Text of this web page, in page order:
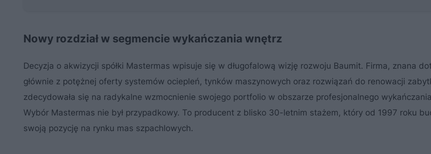
Nowy rozdział w segmencie wykańczania wnętrz
Decyzja o akwizycji spółki Mastermas wpisuje się w długofalową wizję rozwoju Baumit. Firma, znana
głównie z potężnej oferty systemów ociepleń, tynków maszynowych oraz rozwiązań do renowacji
zdecydowała się na radykalne wzmocnienie swojego portfolio w obszarze profesjonalnego
Wybór Mastermas nie był przypadkowy. To producent z blisko 30-letnim stażem, który od 1997 roku
swoją pozycję na rynku mas szpachlowych.